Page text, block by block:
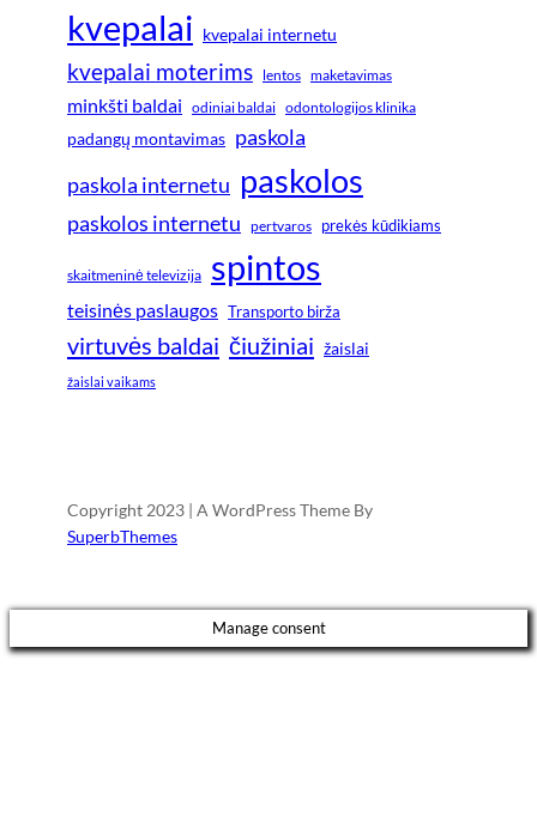
kvepalai kvepalai internetu
kvepalai moterims lentos maketavimas
minkšti baldai odiniai baldai odontologijos klinika
padangų montavimas paskola
paskola internetu paskolos
paskolos internetu pertvaros prekės kūdikiams
skaitmeninė televizija spintos
teisinės paslaugos Transporto birža
virtuvės baldai čiužiniai žaislai
žaislai vaikams
Copyright 2023 | A WordPress Theme By
SuperbThemes
Manage consent